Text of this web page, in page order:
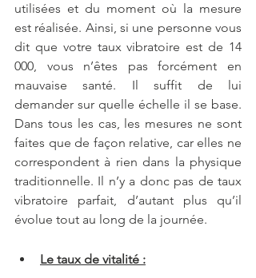
utilisées et du moment où la mesure
est réalisée. Ainsi, si une personne vous
dit que votre taux vibratoire est de 14
000, vous n’êtes pas forcément en
mauvaise santé. Il suffit de lui
demander sur quelle échelle il se base.
Dans tous les cas, les mesures ne sont
faites que de façon relative, car elles ne
correspondent à rien dans la physique
traditionnelle. Il n’y a donc pas de taux
vibratoire parfait, d’autant plus qu’il
évolue tout au long de la journée.
Le taux de vitalité :